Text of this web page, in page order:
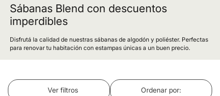
Sábanas Blend con descuentos
imperdibles
Disfrutá la calidad de nuestras sábanas de algodón y poliéster. Perfectas
para renovar tu habitación con estampas únicas a un buen precio.
Ver filtros Ordenar por